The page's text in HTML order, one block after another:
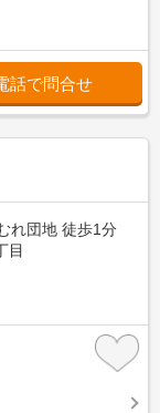
話で問合せ
れ団地 徒歩1分
目